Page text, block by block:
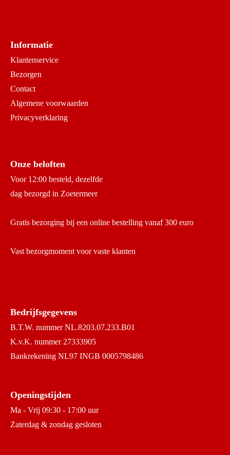
Informatie
Klantenservice
Bezorgen
Contact
Algemene voorwaarden
Privacyverklaring
Onze beloften
Voor 12:00 besteld, dezelfde
dag bezorgd in Zoetermeer
Gratis bezorging bij een online bestelling vanaf 300 euro
Vast bezorgmoment voor vaste klanten
Bedrijfsgegevens
B.T.W. nummer NL.8203.07.233.B01
K.v.K. nummer 27333905
Bankrekening NL97 INGB 0005798486
Openingstijden
Ma - Vrij 09:30 - 17:00 uur
Zaterdag & zondag gesloten